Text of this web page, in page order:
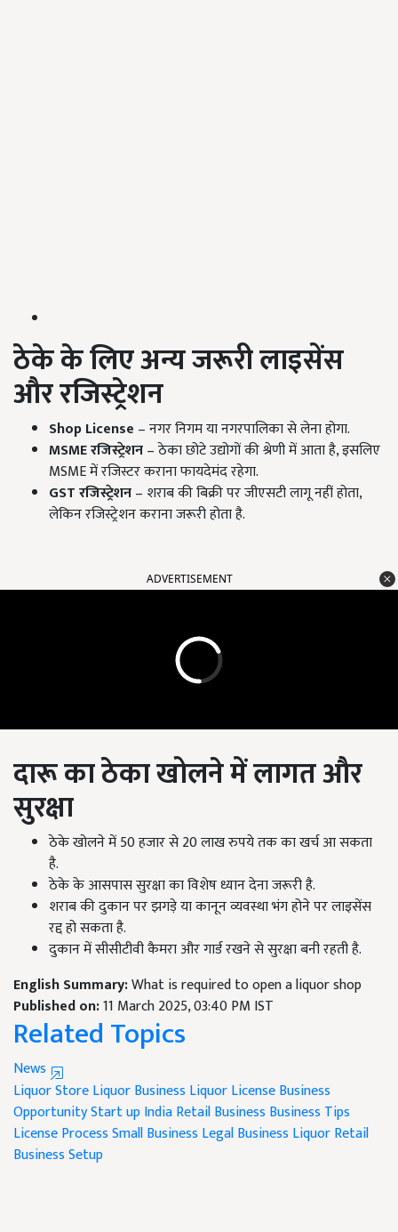
ठेके के लिए अन्य जरूरी लाइसेंस
और रजिस्ट्रेशन
Shop License – नगर निगम या नगरपालिका से लेना होगा.
MSMEरजिस्ट्रेशन– ठेका छोटे उद्योगों की श्रेणी में आता है, इसलिए
MSME में रजिस्टर कराना फायदेमंद रहेगा.
GSTरजिस्ट्रेशन– शराब की बिक्री पर जीएसटी लागू नहीं होता,
लेकिन रजिस्ट्रेशन कराना जरूरी होता है.
ADVERTISEMENT
दारू का ठेका खोलने में लागत और
सुरक्षा
ठेके खोलने में 50 हजार से 20 लाख रुपये तक का खर्च आ सकता
है.
ठेके के आसपास सुरक्षा का विशेष ध्यान देना जरूरी है.
शराब की दुकान पर झगड़े या कानून व्यवस्था भंग होने पर लाइसेंस
रद्द हो सकता है.
दुकान में सीसीटीवी कैमरा और गार्ड रखने से सुरक्षा बनी रहती है.
English Summary:What is required to open a liquor shop
Published on:11 March 2025, 03:40 PM IST
Related Topics
News
Liquor StoreLiquor Business Liquor LicenseBusiness
OpportunityStart up IndiaRetail Business Business Tips
License ProcessSmall Business Legal Business Liquor Retail
Business Setup